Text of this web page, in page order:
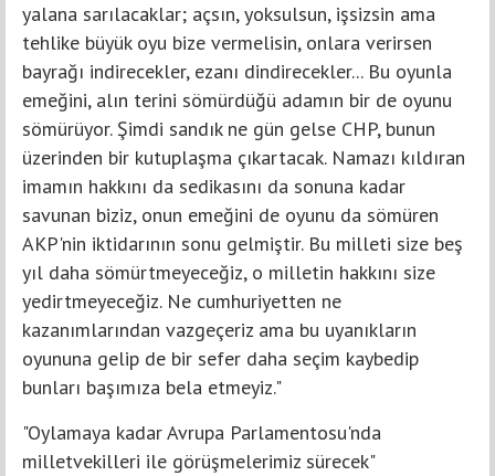
yalana sarılacaklar; açsın, yoksulsun, işsizsin ama
tehlike büyük oyu bize vermelisin, onlara verirsen
bayrağı indirecekler, ezanı dindirecekler... Bu oyunla
emeğini, alın terini sömürdüğü adamın bir de oyunu
sömürüyor. Şimdi sandık ne gün gelse CHP, bunun
üzerinden bir kutuplaşma çıkartacak. Namazı kıldıran
imamın hakkını da sedikasını da sonuna kadar
savunan biziz, onun emeğini de oyunu da sömüren
AKP'nin iktidarının sonu gelmiştir. Bu milleti size beş
yıl daha sömürtmeyeceğiz, o milletin hakkını size
yedirtmeyeceğiz. Ne cumhuriyetten ne
kazanımlarından vazgeçeriz ama bu uyanıkların
oyununa gelip de bir sefer daha seçim kaybedip
bunları başımıza bela etmeyiz."
"Oylamaya kadar Avrupa Parlamentosu'nda
milletvekilleri ile görüşmelerimiz sürecek"